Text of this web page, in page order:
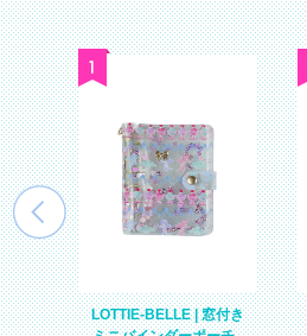
ッ
LOTTIE-BELLE | 窓付き